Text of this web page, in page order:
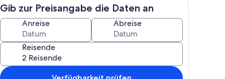
Pool
Gib zur Preisangabe die Daten an
Anreise Abreise
Reisende